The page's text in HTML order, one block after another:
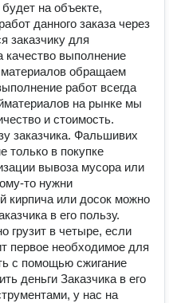
на объекте,
данного заказа через
заказчику для
выполнение
материалов обращаем
работ всегда
на рынке мы
и стоимость.
заказчика. Фальшивих
только в покупке
вывоза мусора или
то нужни
кирпича или досок можно
в его пользу.
грузит в четыре, если
первое необходимое для
с помощью сжигание
деньги Заказчика в его
у нас на